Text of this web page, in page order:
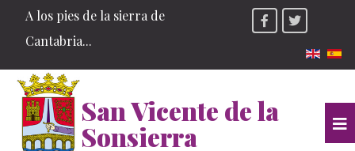
A los pies de la sierra de
Cantabria...
San Vicente de la
Sonsierra